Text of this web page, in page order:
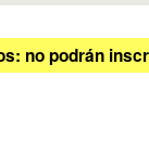
no podrán